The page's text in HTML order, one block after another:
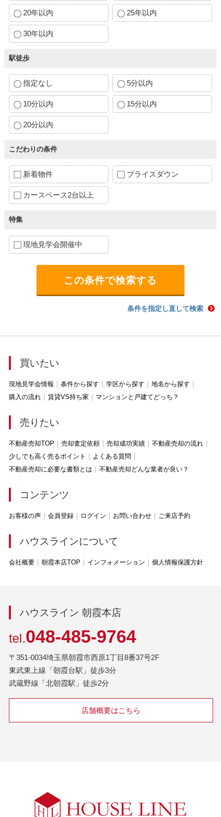
20年以内 25年以内
30年以内
駅徒歩
指定なし 5分以内
10分以内 15分以内
20分以内
こだわりの条件
新着物件 プライスダウン
カースペース2台以上
特集
現地見学会開催中
条件を指定し直して検索
買いたい
現地見学会情報 条件から探す 学区から探す
地名から探す
購入の流れ
賃貸VS持ち家 マンションと戸建てどっち？
売りたい
不動産売却TOP 売却査定依頼 売却成功実績
不動産売却の流れ
少しでも高く売るポイント
よくある質問
不動産売却に必要な書類とは
不動産売却どんな業者が良い？
コンテンツ
お客様の声 会員登録 ログイン お問い合わせ ご来店予約
ハウスラインについて
会社概要 朝霞本店TOP インフォメーション 個人情報保護方針
ハウスライン 朝霞本店
tel.048-485-9764
〒351-0034埼玉県朝霞市西原1丁目8番37号2F
東武東上線「朝霞台駅」徒歩3分
武蔵野線「北朝霞駅」徒歩2分
店舗概要はこちら